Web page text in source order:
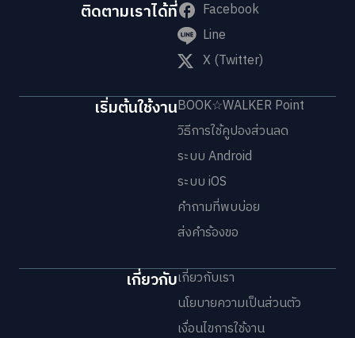
ติดตามเราได้ที่
Facebook
Line
X (Twitter)
เริ่มต้นใช้งานBOOK☆WALKER Point
วิธีการใช้คูปองส่วนลด
ระบบ Android
ระบบ iOS
คำถามที่พบบ่อย
ส่งคำร้องขอ
เกี่ยวกับเกี่ยวกับเรา
นโยบายความเป็นส่วนตัว
เงื่อนไขการใช้งาน